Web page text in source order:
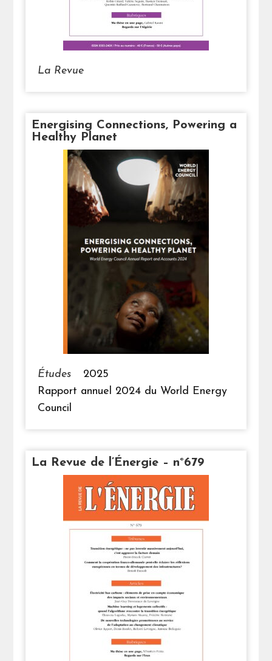
La Revue
Energising Connections, Powering a
Healthy Planet
Études
2025
Rapport annuel 2024 du World Energy
Council
La Revue de l’Énergie – n°679